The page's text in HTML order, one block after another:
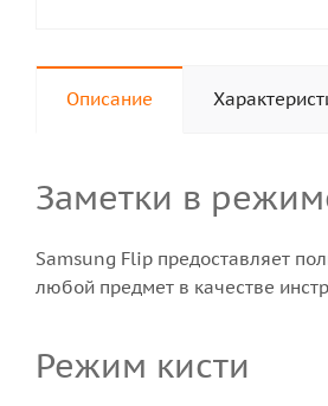
Описание
Заметки в
Samsung Flip предоставляет
любой предмет в качестве
Режим кисти